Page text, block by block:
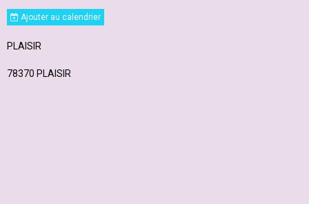
Ajouter au calendrier
PLAISIR
78370 PLAISIR